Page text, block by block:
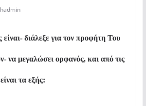
διάλεξε για τον προφήτη Του
να μεγαλώσει ορφανός, και από τις
τα εξής: